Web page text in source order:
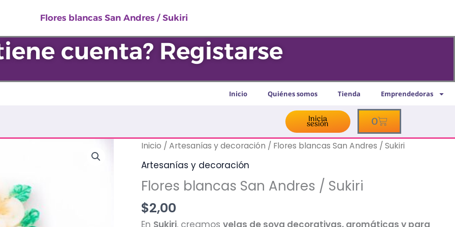
Flores blancas San Andres / Sukiri
cuenta? Registarse
Inicio Quiénes somos Tienda Emprendedoras
Inicia
sesión 0
Cart
Inicio / Artesanías y decoración / Flores blancas San Andres / Sukiri
Artesanías y decoración
Flores blancas San Andres / Sukiri
$2,00
En Sukiri, creamos velas de soya decorativas, aromáticas y para
Flores
blancas
Andres
/
Sukiri
/
Sukiri
cantidad